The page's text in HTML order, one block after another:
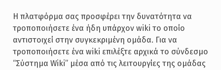
Η πλατφόρμα σας προσφέρει την δυνατότητα να
τροποποιήσετε ένα ήδη υπάρχον wiki το οποίο
αντιστοιχεί στην συγκεκριμένη ομάδα. Για να
τροποποιήσετε ένα wiki επιλέξτε αρχικά το σύνδεσμο
“Σύστημα Wiki” μέσα από τις λειτουργίες της ομάδας